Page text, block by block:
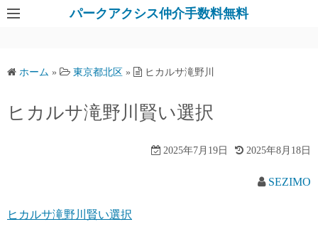
パークアクシス仲介手数料無料
ホーム » 東京都北区 » ヒカルサ滝野川
ヒカルサ滝野川賢い選択
2025年7月19日 2025年8月18日
SEZIMO
ヒカルサ滝野川賢い選択